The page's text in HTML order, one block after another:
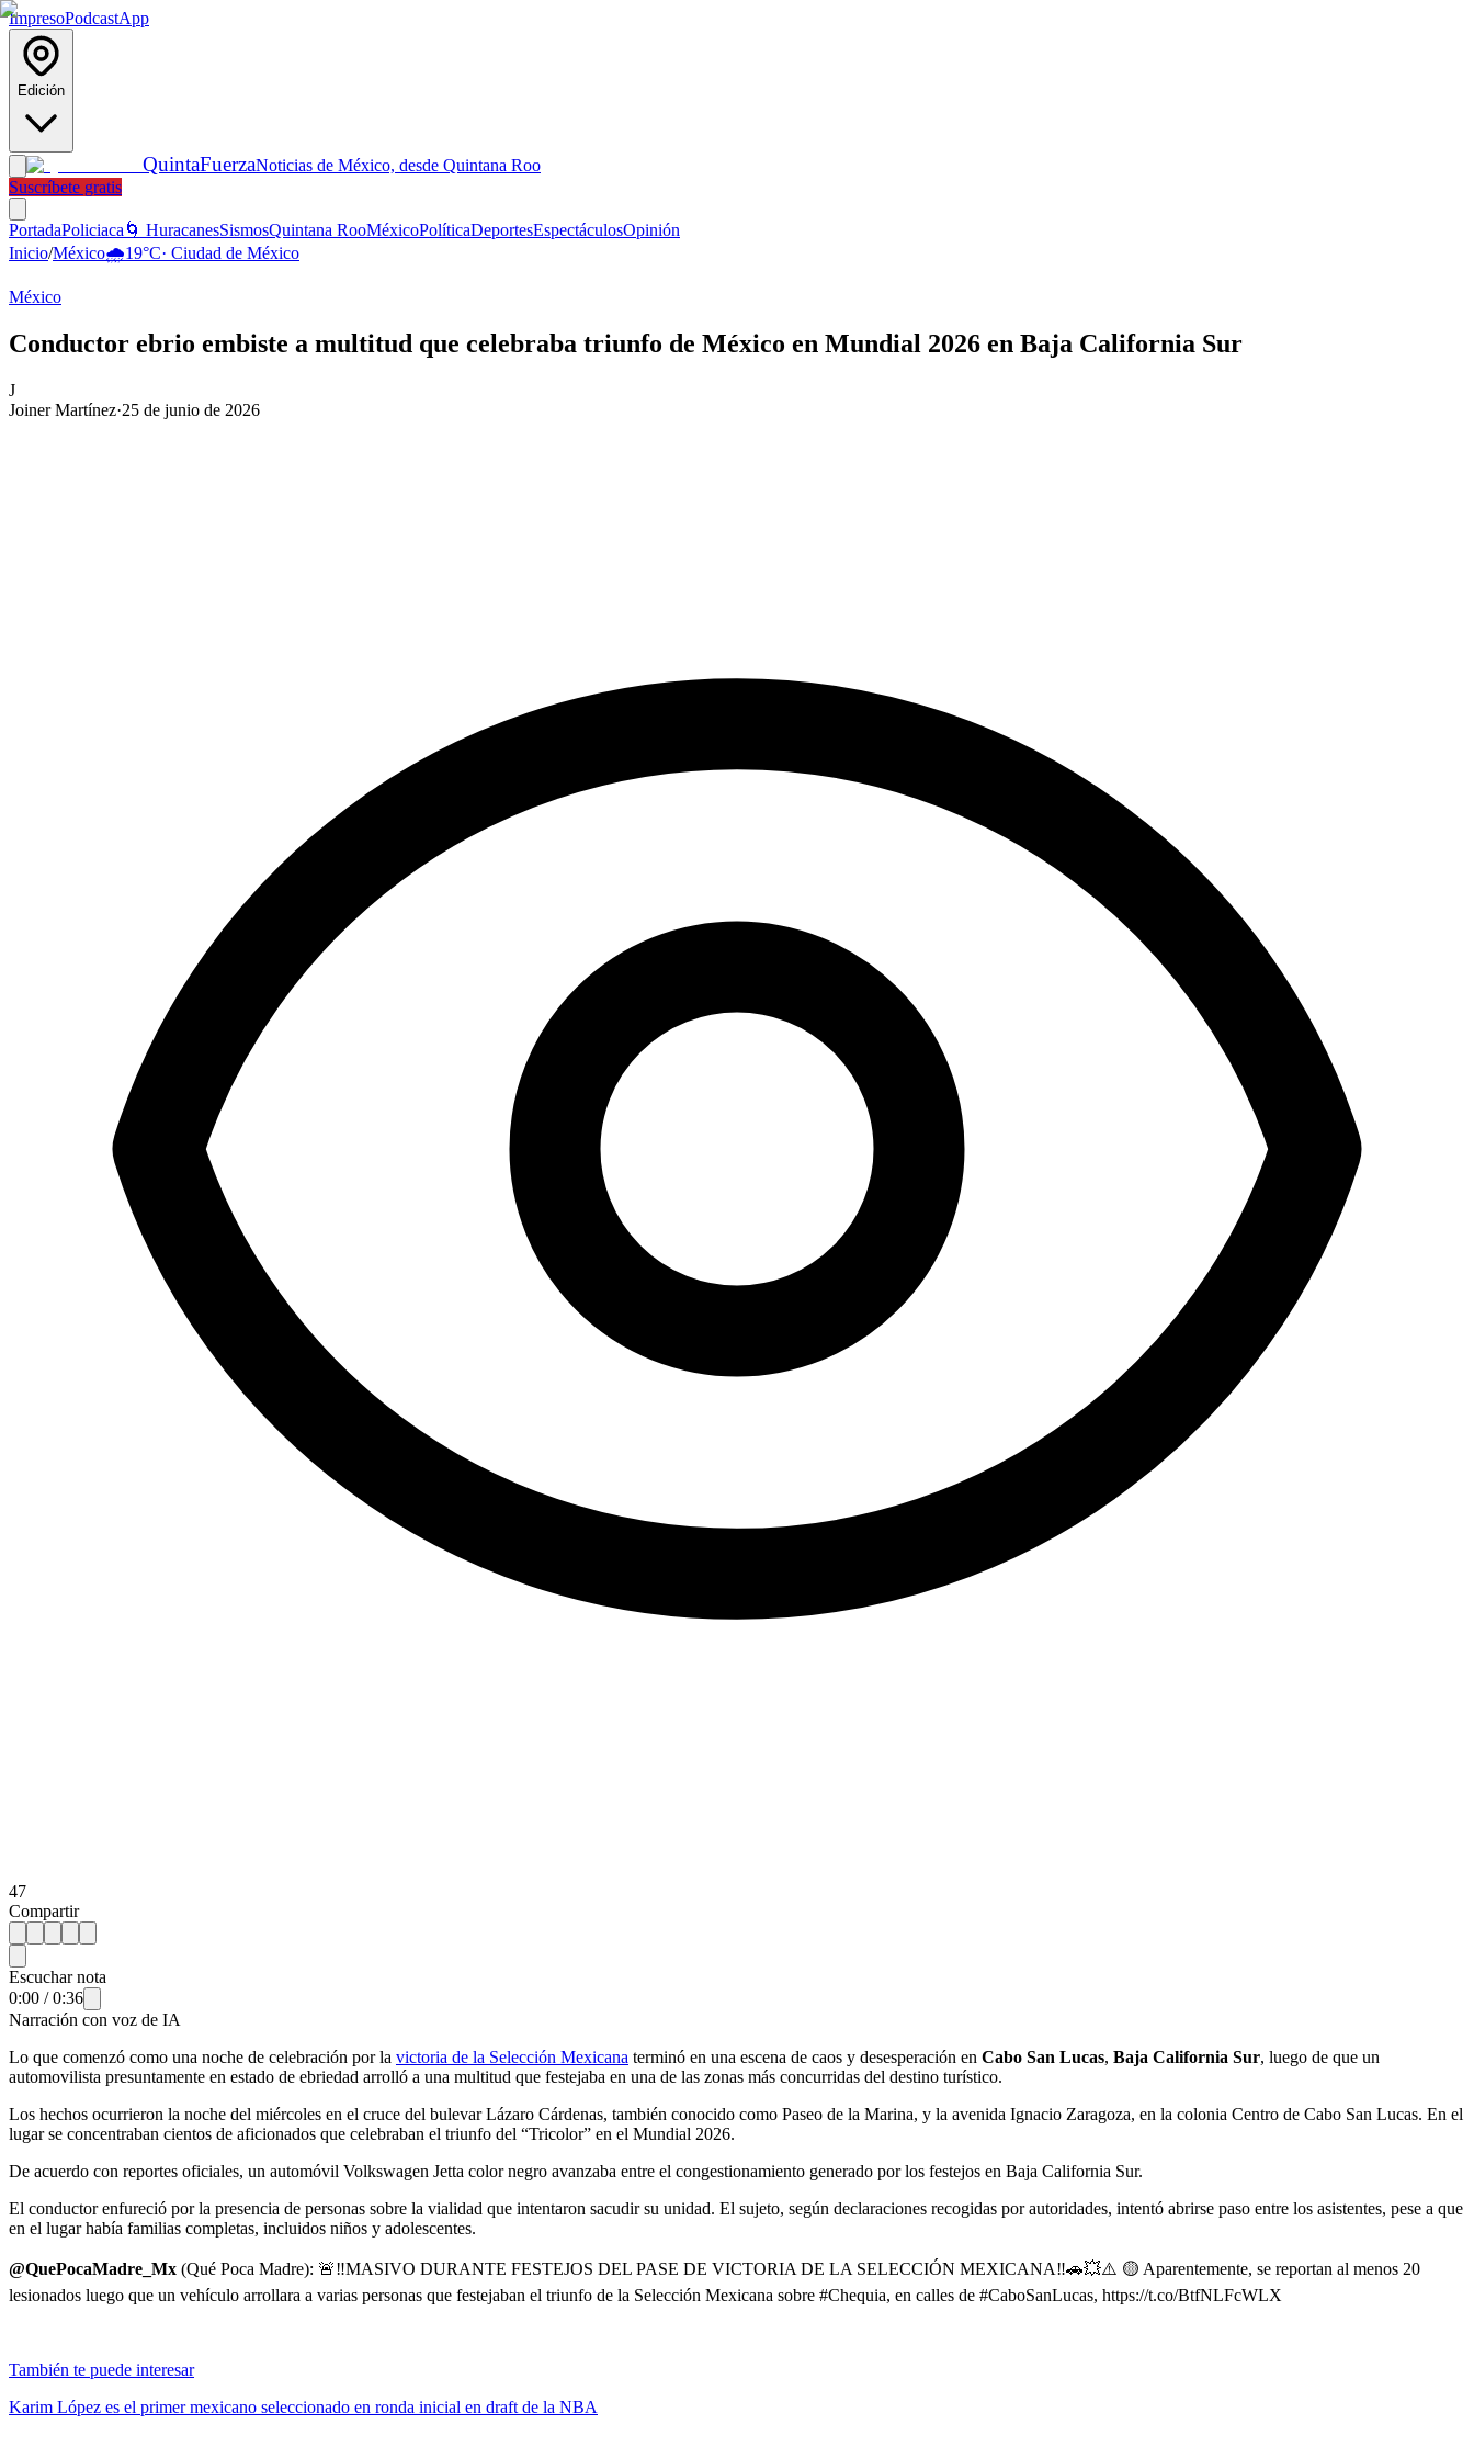
ImpresoPodcastApp
Edición
QuintaFuerzaNoticias de México, desde Quintana Roo
Suscríbete gratis
PortadaPoliciaca 🌀 HuracanesSismosQuintana RooMéxicoPolíticaDeportesEspectáculosOpinión
Inicio/México🌧️19°C· Ciudad de México
México
Conductor ebrio embiste a multitud que celebraba triunfo de México en Mundial 2026 en Baja California Sur
J
Joiner Martínez·25 de junio de 2026
47
Compartir
Escuchar nota
0:00 /0:36
Narración con voz de IA
Lo que comenzó como una noche de celebración por la victoria de la Selección Mexicana terminó en una escena de caos y desesperación en Cabo San Lucas, Baja California Sur, luego de que un
automovilista presuntamente en estado de ebriedad arrolló a una multitud que festejaba en una de las zonas más concurridas del destino turístico.
Los hechos ocurrieron la noche del miércoles en el cruce del bulevar Lázaro Cárdenas, también conocido como Paseo de la Marina, y la avenida Ignacio Zaragoza, en la colonia Centro de Cabo San Lucas. En el
lugar se concentraban cientos de aficionados que celebraban el triunfo del “Tricolor” en el Mundial 2026.
De acuerdo con reportes oficiales, un automóvil Volkswagen Jetta color negro avanzaba entre el congestionamiento generado por los festejos en Baja California Sur.
El conductor enfureció por la presencia de personas sobre la vialidad que intentaron sacudir su unidad. El sujeto, según declaraciones recogidas por autoridades, intentó abrirse paso entre los asistentes, pese a que
en el lugar había familias completas, incluidos niños y adolescentes.
@QuePocaMadre_Mx (Qué Poca Madre): 🚨‼️MASIVO DURANTE FESTEJOS DEL PASE DE VICTORIA DE LA SELECCIÓN MEXICANA‼️🚗💥⚠️ 🟡 Aparentemente, se reportan al menos 20
lesionados luego que un vehículo arrollara a varias personas que festejaban el triunfo de la Selección Mexicana sobre #Chequia, en calles de #CaboSanLucas, https://t.co/BtfNLFcWLX
También te puede interesar
Karim López es el primer mexicano seleccionado en ronda inicial en draft de la NBA